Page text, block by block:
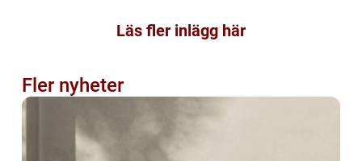
Läs fler inlägg här
Fler nyheter